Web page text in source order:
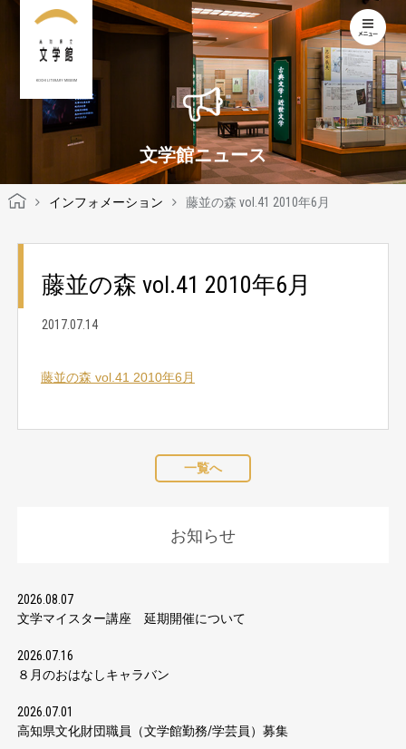
KOCHI LITERARY MUSEUM
文学館ニュース
インフォメーション 藤並の森 vol.41 2010年6月
藤並の森 vol.41 2010年6月
2017.07.14
藤並の森 vol.41 2010年6月
一覧へ
お知らせ
2026.08.07
文学マイスター講座 延期開催について
2026.07.16
８月のおはなしキャラバン
2026.07.01
高知県文化財団職員（文学館勤務/学芸員）募集